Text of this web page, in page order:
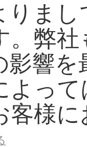
まし
。弊
影響
よっ
客様